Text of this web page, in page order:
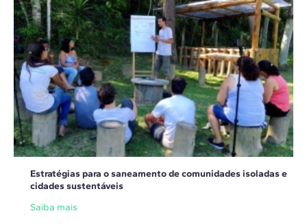
Estratégias para o saneamento de comunidades isoladas e
cidades sustentáveis
Saiba mais